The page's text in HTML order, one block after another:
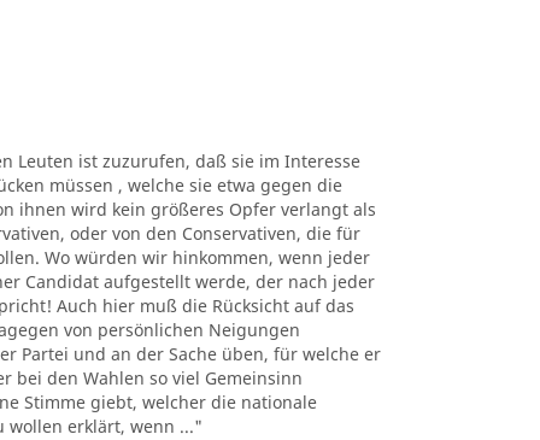
Leuten ist zuzurufen, daß sie im Interesse
müssen , welche sie etwa gegen die
ihnen wird kein größeres Opfer verlangt als
oder von den Conservativen, die für
Wo würden wir hinkommen, wenn jeder
Candidat aufgestellt werde, der nach jeder
Auch hier muß die Rücksicht auf das
von persönlichen Neigungen
Partei und an der Sache üben, für welche er
bei den Wahlen so viel Gemeinsinn
Stimme giebt, welcher die nationale
wollen erklärt, wenn ..."